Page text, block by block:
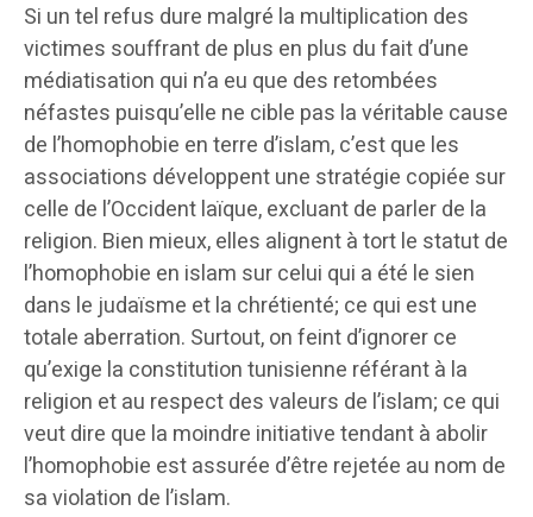
Si un tel refus dure malgré la multiplication des
victimes souffrant de plus en plus du fait d’une
médiatisation qui n’a eu que des retombées
néfastes puisqu’elle ne cible pas la véritable cause
de l’homophobie en terre d’islam, c’est que les
associations développent une stratégie copiée sur
celle de l’Occident laïque, excluant de parler de la
religion. Bien mieux, elles alignent à tort le statut de
l’homophobie en islam sur celui qui a été le sien
dans le judaïsme et la chrétienté; ce qui est une
totale aberration. Surtout, on feint d’ignorer ce
qu’exige la constitution tunisienne référant à la
religion et au respect des valeurs de l’islam; ce qui
veut dire que la moindre initiative tendant à abolir
l’homophobie est assurée d’être rejetée au nom de
sa violation de l’islam.